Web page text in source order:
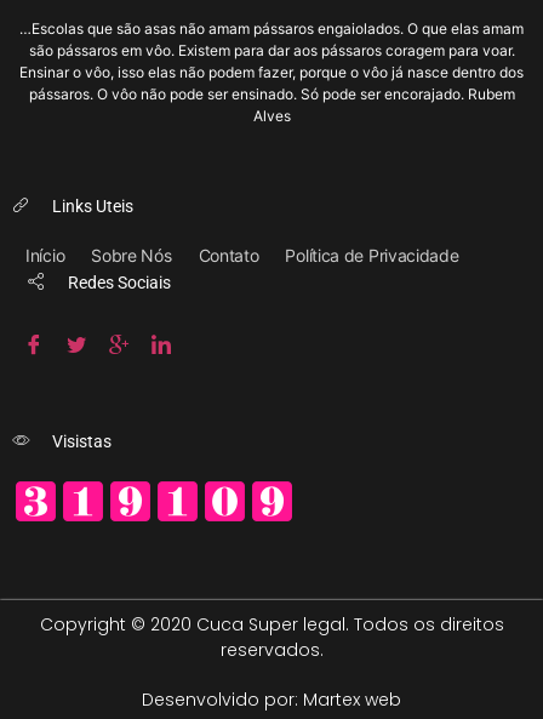
…Escolas que são asas não amam pássaros engaiolados. O que elas amam
são pássaros em vôo. Existem para dar aos pássaros coragem para voar.
Ensinar o vôo, isso elas não podem fazer, porque o vôo já nasce dentro dos
pássaros. O vôo não pode ser ensinado. Só pode ser encorajado. Rubem
Alves
Links Uteis
Início Sobre Nós Contato Política de Privacidade
Redes Sociais
Visistas
Copyright © 2020 Cuca Super legal. Todos os direitos
reservados.
Desenvolvido por: Martex web